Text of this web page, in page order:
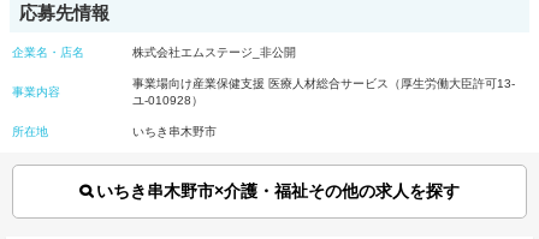
応募先情報
企業名・店名 株式会社エムステージ_非公開
事業内容
事業場向け産業保健支援 医療人材総合サービス（厚生労働大臣許可13-
ユ-010928）
所在地 いちき串木野市
いちき串木野市×介護・福祉その他の求人を探す